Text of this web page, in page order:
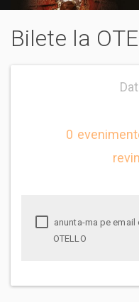
Bilete la
0
OTELLO